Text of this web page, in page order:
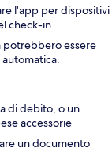
l'app per dispositivi
check-in
potrebbero essere
di debito, o un
accessorie
un documento